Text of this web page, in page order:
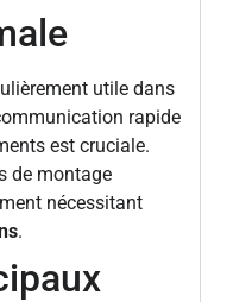
utile dans
rapide
est cruciale.
de montage
nécessitant
.